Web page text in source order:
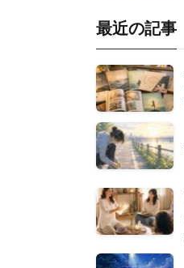
最近の記事